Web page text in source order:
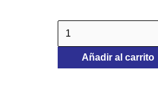
CLOTRIMAZOL
1%
SOLUCIÓN
Añadir al carrito